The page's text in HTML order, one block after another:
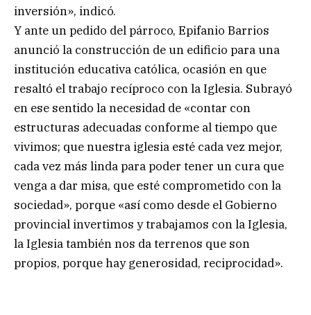
inversión», indicó.
Y ante un pedido del párroco, Epifanio Barrios
anunció la construcción de un edificio para una
institución educativa católica, ocasión en que
resaltó el trabajo recíproco con la Iglesia. Subrayó
en ese sentido la necesidad de «contar con
estructuras adecuadas conforme al tiempo que
vivimos; que nuestra iglesia esté cada vez mejor,
cada vez más linda para poder tener un cura que
venga a dar misa, que esté comprometido con la
sociedad», porque «así como desde el Gobierno
provincial invertimos y trabajamos con la Iglesia,
la Iglesia también nos da terrenos que son
propios, porque hay generosidad, reciprocidad».